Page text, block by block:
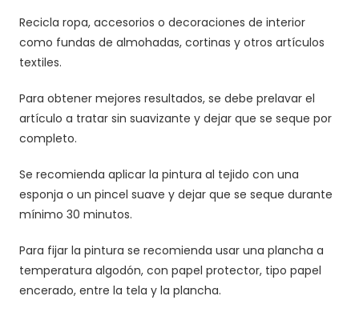
Recicla ropa, accesorios o decoraciones de interior
como fundas de almohadas, cortinas y otros artículos
textiles.
Para obtener mejores resultados, se debe prelavar el
artículo a tratar sin suavizante y dejar que se seque por
completo.
Se recomienda aplicar la pintura al tejido con una
esponja o un pincel suave y dejar que se seque durante
mínimo 30 minutos.
Para fijar la pintura se recomienda usar una plancha a
temperatura algodón, con papel protector, tipo papel
encerado, entre la tela y la plancha.